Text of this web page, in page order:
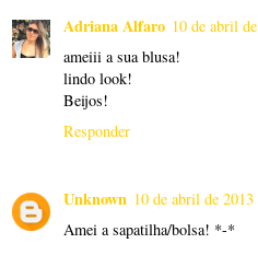
Adriana Alfaro 10 de abril
ameiii a sua blusa!
lindo look!
Beijos!
Responder
Unknown 10 de abril de
Amei a sapatilha/bolsa! *-*